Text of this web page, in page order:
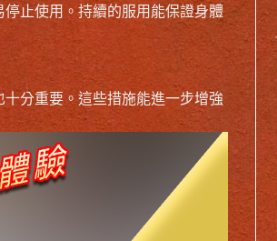
止使用。持續的服用能保證身體
分重要。這些措施能進一步增強